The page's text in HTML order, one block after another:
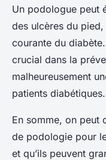
Un podologue peut
des ulcères du
courante du
crucial dans la
malheureusement
patients diabétiques.
En somme, on peut
de podologie pour
et qu’ils peuvent